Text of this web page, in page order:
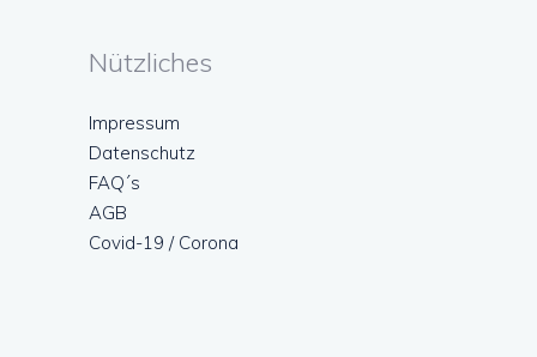
Nützliches
Impressum
Datenschutz
FAQ´s
AGB
Covid-19 / Corona